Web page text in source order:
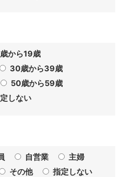
から19歳
30歳から39歳
50歳から59歳
しない
自営業
主婦
その他 指定しない